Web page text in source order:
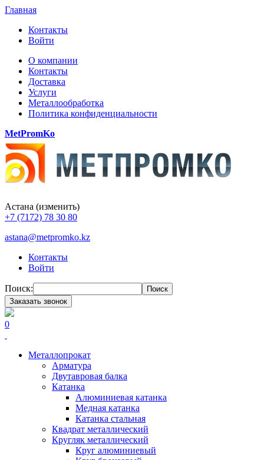
Главная
Контакты
Войти
О компании
Контакты
Доставка
Услуги
Металлообработка
Политика конфиденциальности
MetPromKo
Астана (изменить)
+7 (7172) 78 30 80
astana@metpromko.kz
Контакты
Войти
Поиск:
Поиск
Заказать звонок
0
Металлопрокат
Арматура
Двутавровая балка
Катанка
Алюминиевая катанка
Медная катанка
Катанка стальная
Квадрат металлический
Кругляк металлический
Круг алюминиевый